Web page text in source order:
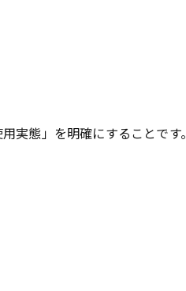
実態」を明確にすることです。